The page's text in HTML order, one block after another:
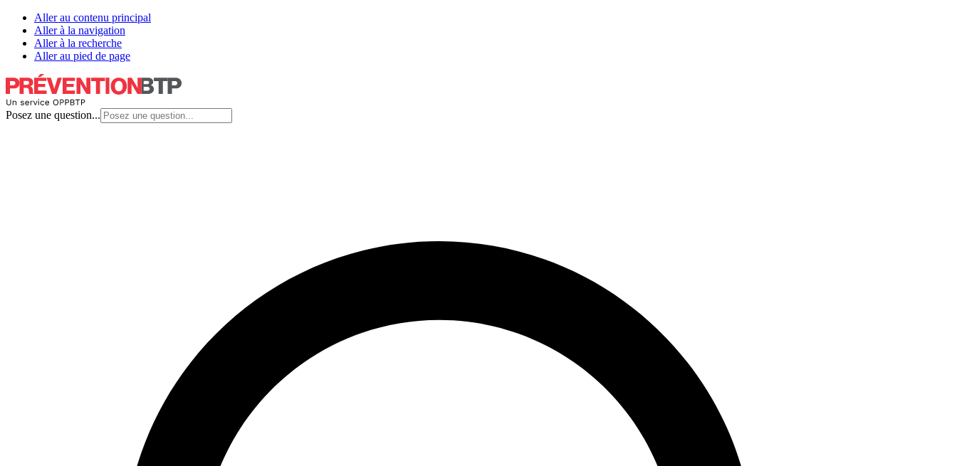
Aller au contenu principal
Aller à la navigation
Aller à la recherche
Aller au pied de page
Posez une question...